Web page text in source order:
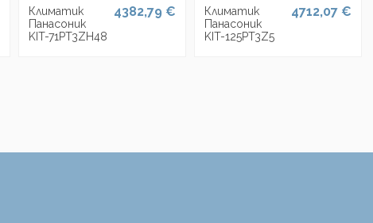
Климатик
Панасоник
KIT-71PT3ZH48
4382,79 €
Климатик
Панасоник
KIT-125PT3Z5
4712,07 €